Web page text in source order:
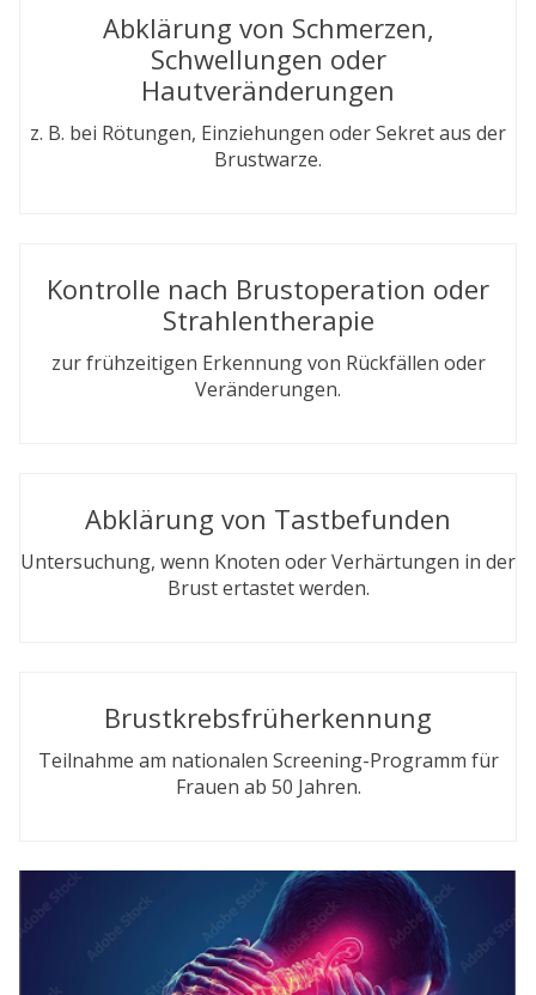
Abklärung von Schmerzen,
Schwellungen oder
Hautveränderungen
z. B. bei Rötungen, Einziehungen oder Sekret aus der
Brustwarze.
Kontrolle nach Brustoperation oder
Strahlentherapie
zur frühzeitigen Erkennung von Rückfällen oder
Veränderungen.
Abklärung von Tastbefunden
Untersuchung, wenn Knoten oder Verhärtungen in der
Brust ertastet werden.
Brustkrebsfrüherkennung
Teilnahme am nationalen Screening-Programm für
Frauen ab 50 Jahren.